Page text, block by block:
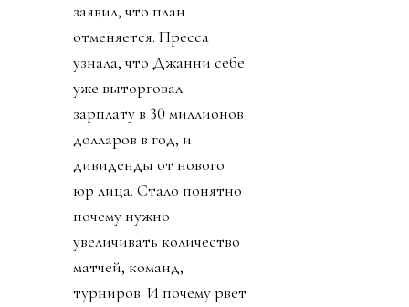
заявил, что план
отменяется. Пресса
узнала, что Джанни себе
уже выторговал
зарплату в 30 миллионов
долларов в год, и
дивиденды от нового
юр лица. Стало понятно
почему нужно
увеличивать количество
матчей, команд,
турниров. И почему рвет